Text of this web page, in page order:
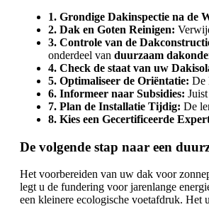
1. Grondige Dakinspectie na de
2. Dak en Goten Reinigen:
3. Controle van de
onderdeel van duurzaam
4. Check de staat van uw
5. Optimaliseer de Oriëntatie: De
6. Informeer naar Subsidies:
7. Plan de Installatie Tijdig: De
8. Kies een Gecertificeerde
De volgende stap naar een
Het voorbereiden van uw dak voor
legt u de fundering voor jarenlange
een kleinere ecologische voetafdruk. Het